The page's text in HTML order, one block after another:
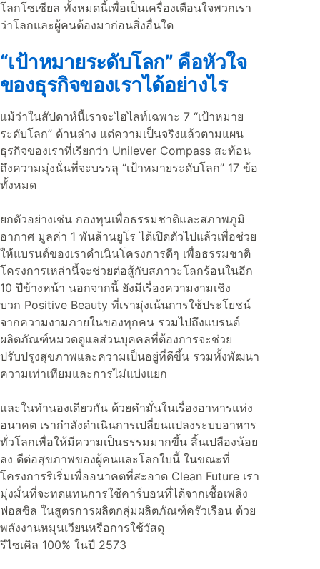
โลกโซเชียล ทั้งหมดนี้เพื่อเป็นเครื่องเตือนใจพวกเรา
ว่าโลกและผู้คนต้องมาก่อนสิ่งอื่นใด
“เป้าหมายระดับโลก” คือหัวใจ
ของธุรกิจของเราได้อย่างไร
แม้ว่าในสัปดาห์นี้เราจะไฮไลท์เฉพาะ 7 “เป้าหมาย
ระดับโลก” ด้านล่าง แต่ความเป็นจริงแล้วตามแผน
ธุรกิจของเราที่เรียกว่า Unilever Compass สะท้อน
ถึงความมุ่งนั่นที่จะบรรลุ “เป้าหมายระดับโลก” 17 ข้อ
ทั้งหมด
ยกตัวอย่างเช่น กองทุนเพื่อธรรมชาติและสภาพภูมิ
อากาศ มูลค่า 1 พันล้านยูโร ได้เปิดตัวไปแล้วเพื่อช่วย
ให้แบรนด์ของเราดำเนินโครงการดีๆ เพื่อธรรมชาติ
โครงการเหล่านี้จะช่วยต่อสู้กับสภาวะโลกร้อนในอีก
10 ปีข้างหน้า นอกจากนี้ ยังมีเรื่องความงามเชิง
บวก Positive Beauty ที่เรามุ่งเน้นการใช้ประโยชน์
จากความงามภายในของทุกคน รวมไปถึงแบรนด์
ผลิตภัณฑ์หมวดดูแลส่วนบุคคลที่ต้องการจะช่วย
ปรับปรุงสุขภาพและความเป็นอยู่ที่ดีขึ้น รวมทั้งพัฒนา
ความเท่าเทียมและการไม่แบ่งแยก
และในทำนองเดียวกัน ด้วยคำมั่นในเรื่องอาหารแห่ง
อนาคต เรากำลังดำเนินการเปลี่ยนแปลงระบบอาหาร
ทั่วโลกเพื่อให้มีความเป็นธรรมมากขึ้น สิ้นเปลืองน้อย
ลง ดีต่อสุขภาพของผู้คนและโลกใบนี้ ในขณะที่
โครงการริเริ่มเพื่ออนาคตที่สะอาด Clean Future เรา
มุ่งมั่นที่จะทดแทนการใช้คาร์บอนที่ได้จากเชื้อเพลิง
ฟอสซิล ในสูตรการผลิตกลุ่มผลิตภัณฑ์ครัวเรือน ด้วย
พลังงานหมุนเวียนหรือการใช้วัสดุ
รีไซเคิล 100% ในปี 2573